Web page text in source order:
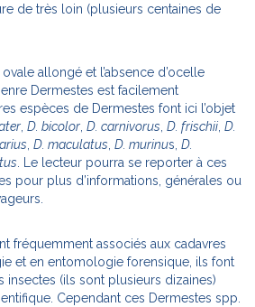
de très loin (plusieurs centaines de
allongé et l’absence d’ocelle
Dermestes est facilement
espèces de Dermestes font ici l’objet
D. bicolor D. carnivorus D. frischii D.
D. maculatus D. murinus, D.
. Le lecteur pourra se reporter à ces
pour plus d’informations, générales ou
fréquemment associés aux cadavres
et en entomologie forensique, ils font
insectes (ils sont plusieurs dizaines)
Cependant ces Dermestes spp.